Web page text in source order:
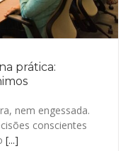
prática:
nem engessada.
conscientes
[...]